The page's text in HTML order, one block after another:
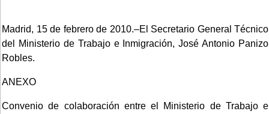
Madrid, 15 de febrero de 2010.–El Secretario General Técnico
del Ministerio de Trabajo e Inmigración, José Antonio Panizo
Robles.
ANEXO
Convenio de colaboración entre el Ministerio de Trabajo e